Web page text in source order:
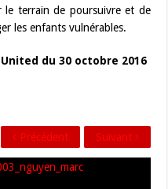
le terrain de poursuivre et de
les enfants vulnérables.
du 30 octobre 2016
Suivant
Précédent